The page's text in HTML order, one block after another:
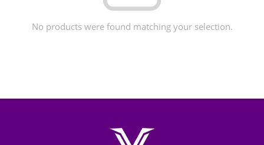
No products were found matching your selection.